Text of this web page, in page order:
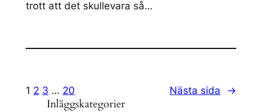
trott att det skullevara så…
1 2 3 … 20 Nästa sida →
Inläggskategorier